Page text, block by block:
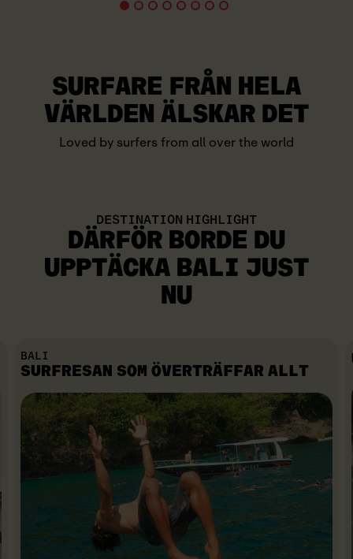
SURFARE FRÅN HELA
VÄRLDEN ÄLSKAR DET
Loved by surfers from all over the world
DESTINATION HIGHLIGHT
DÄRFÖR BORDE DU
UPPTÄCKA BALI JUST
NU
BALI
SURFRESAN SOM ÖVERTRÄFFAR ALLT